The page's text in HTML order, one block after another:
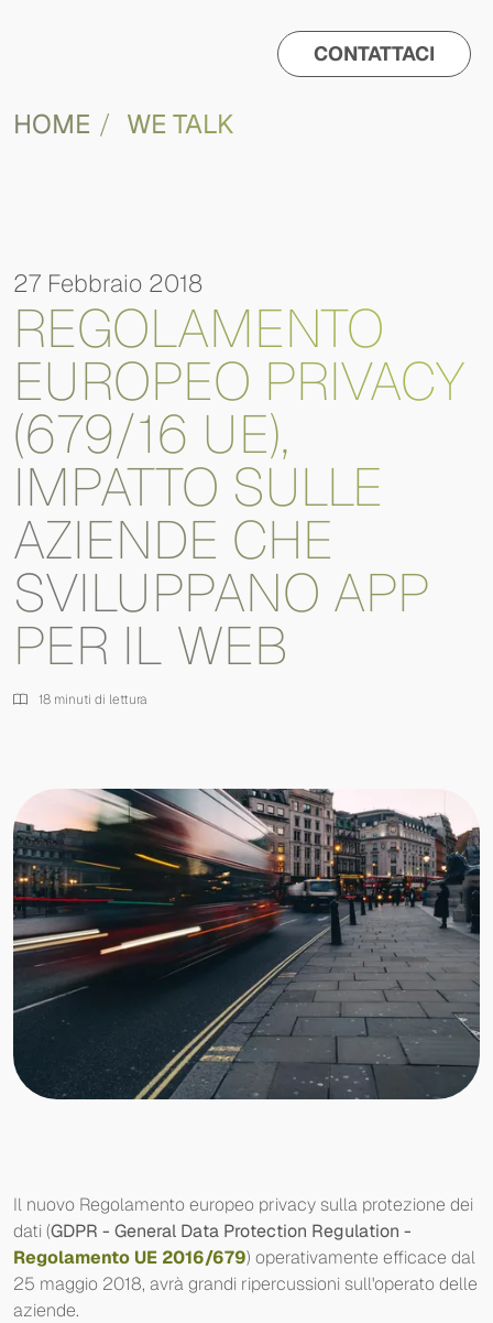
CONTATTACI
HOME WE TALK
27 Febbraio 2018
REGOLAMENTO
EUROPEO PRIVACY
(679/16 UE),
IMPATTO SULLE
AZIENDE CHE
SVILUPPANO APP
PER IL WEB
18 minuti di lettura
Il nuovo Regolamento europeo privacy sulla protezione dei
dati (GDPR - General Data Protection Regulation -
Regolamento UE 2016/679) operativamente efficace dal
25 maggio 2018, avrà grandi ripercussioni sull'operato delle
aziende.